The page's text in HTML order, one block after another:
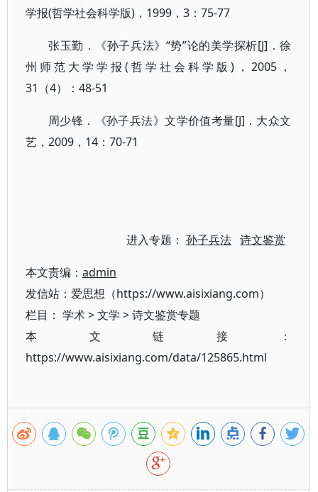
学报(哲学社会科学版)，1999，3：75-77
张玉勤．《孙子兵法》“势”论的美学探析[J]．徐
州师范大学学报(哲学社会科学版)，2005，
31（4）：48-51
周少锋．《孙子兵法》文学价值考量[J]．大众文
艺，2009，14：70-71
进入专题：孙子兵法 诗文鉴赏
本文责编： admin
发信站：爱思想（https://www.aisixiang.com）
栏目： 学术>文学 >诗文鉴赏专题
本文链接：
https://www.aisixiang.com/data/125865.html